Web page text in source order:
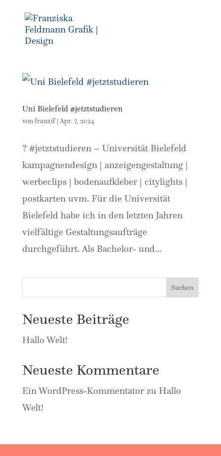
Uni Bielefeld #jetztstudieren
vonfranzif| Apr. 7, 2024
? #jetztstudieren – Universität Bielefeld
kampagnendesign | anzeigengestaltung |
werbeclips | bodenaufkleber | citylights |
postkarten uvm. Für die Universität
Bielefeld habe ich in den letzten Jahren
vielfältige Gestaltungsaufträge
durchgeführt. Als Bachelor- und...
Suchen
Neueste Beiträge
Hallo Welt!
Neueste Kommentare
Ein WordPress-Kommentatorzu Hallo
Welt!